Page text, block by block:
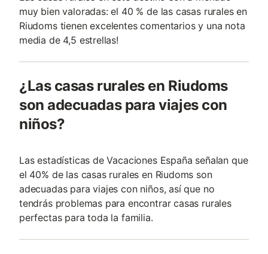
muy bien valoradas: el 40 % de las casas rurales en
Riudoms tienen excelentes comentarios y una nota
media de 4,5 estrellas!
¿Las casas rurales en Riudoms
son adecuadas para viajes con
niños?
Las estadísticas de Vacaciones España señalan que
el 40% de las casas rurales en Riudoms son
adecuadas para viajes con niños, así que no
tendrás problemas para encontrar casas rurales
perfectas para toda la familia.